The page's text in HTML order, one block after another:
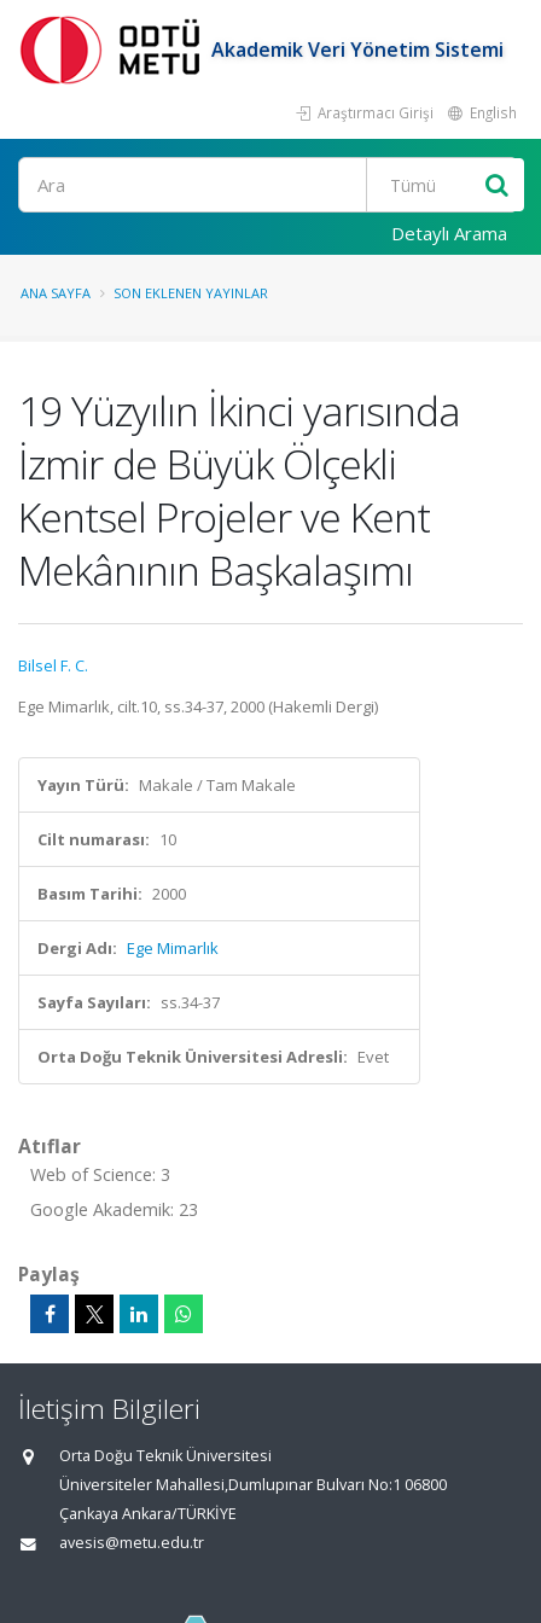
Akademik Veri Yönetim Sistemi
Araştırmacı Girişi English
Ara
Detaylı Arama
ANA SAYFA SON EKLENEN YAYINLAR
19 Yüzyılın İkinci yarısında
İzmir de Büyük Ölçekli
Kentsel Projeler ve Kent
Mekânının Başkalaşımı
Bilsel F. C.
Ege Mimarlık, cilt.10, ss.34-37, 2000 (Hakemli Dergi)
Yayın Türü: Makale / Tam Makale
Cilt numarası: 10
Basım Tarihi: 2000
Dergi Adı: Ege Mimarlık
Sayfa Sayıları: ss.34-37
Orta Doğu Teknik Üniversitesi Adresli: Evet
Atıflar
Web of Science: 3
Google Akademik: 23
Paylaş
İletişim Bilgileri
Orta Doğu Teknik Üniversitesi
Üniversiteler Mahallesi,Dumlupınar Bulvarı No:1 06800
Çankaya Ankara/TÜRKİYE
avesis@metu.edu.tr